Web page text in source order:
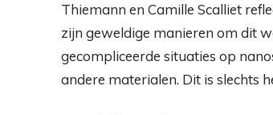
Thiemann en Camille Scalliet
zijn geweldige manieren om dit
gecompliceerde situaties op
andere materialen. Dit is slechts